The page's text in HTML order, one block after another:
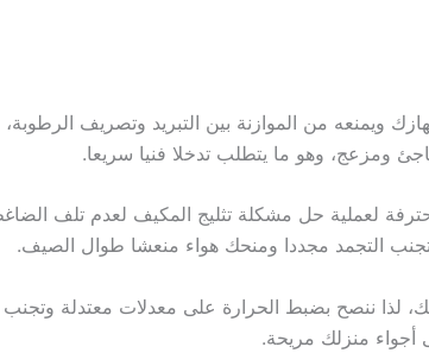
ويمنعه من الموازنة بين التبريد وتصريف الرطوبة،
ومزعج، وهو ما يتطلب تدخلا فنيا سريعا.
لعملية حل مشكلة تثليج المكيف لعدم تلف
التجمد مجددا ومنحك هواء منعشا طوال الصيف.
لذا ننصح بضبط الحرارة على معدلات معتدلة وتجنب
منزلك مريحة.